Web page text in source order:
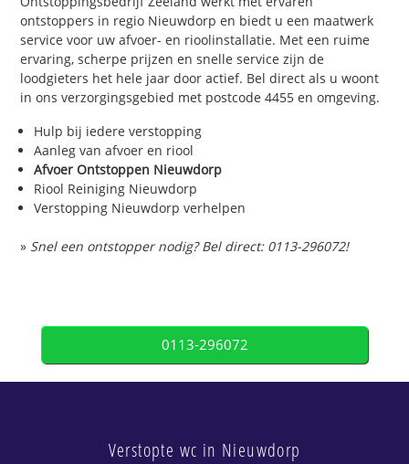
ontstoppers in regio Nieuwdorp en biedt u een maatwerk
service voor uw afvoer- en rioolinstallatie. Met een ruime
ervaring, scherpe prijzen en snelle service zijn de
loodgieters het hele jaar door actief. Bel direct als u woont
in ons verzorgingsgebied met postcode 4455 en omgeving.
Hulp bij iedere verstopping
Aanleg van afvoer en riool
Afvoer Ontstoppen Nieuwdorp
Riool Reiniging Nieuwdorp
Verstopping Nieuwdorp verhelpen
» Snel een ontstopper nodig? Bel direct: 0113-296072!
0113-296072
Verstopte wc in Nieuwdorp